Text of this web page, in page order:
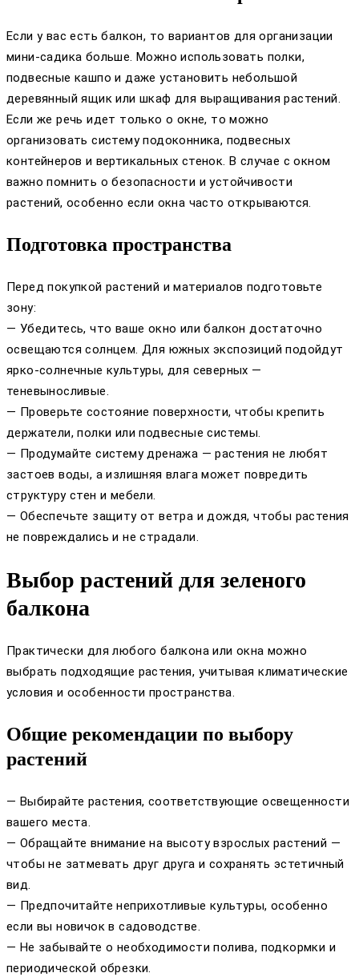
Если у вас есть балкон, то вариантов для организации
мини-садика больше. Можно использовать полки,
подвесные кашпо и даже установить небольшой
деревянный ящик или шкаф для выращивания растений.
Если же речь идет только о окне, то можно
организовать систему подоконника, подвесных
контейнеров и вертикальных стенок. В случае с окном
важно помнить о безопасности и устойчивости
растений, особенно если окна часто открываются.
Подготовка пространства
Перед покупкой растений и материалов подготовьте
зону:
— Убедитесь, что ваше окно или балкон достаточно
освещаются солнцем. Для южных экспозиций подойдут
ярко-солнечные культуры, для северных —
теневыносливые.
— Проверьте состояние поверхности, чтобы крепить
держатели, полки или подвесные системы.
— Продумайте систему дренажа — растения не любят
застоев воды, а излишняя влага может повредить
структуру стен и мебели.
— Обеспечьте защиту от ветра и дождя, чтобы растения
не повреждались и не страдали.
Выбор растений для зеленого
балкона
Практически для любого балкона или окна можно
выбрать подходящие растения, учитывая климатические
условия и особенности пространства.
Общие рекомендации по выбору
растений
— Выбирайте растения, соответствующие освещенности
вашего места.
— Обращайте внимание на высоту взрослых растений —
чтобы не затмевать друг друга и сохранять эстетичный
вид.
— Предпочитайте неприхотливые культуры, особенно
если вы новичок в садоводстве.
— Не забывайте о необходимости полива, подкормки и
периодической обрезки.